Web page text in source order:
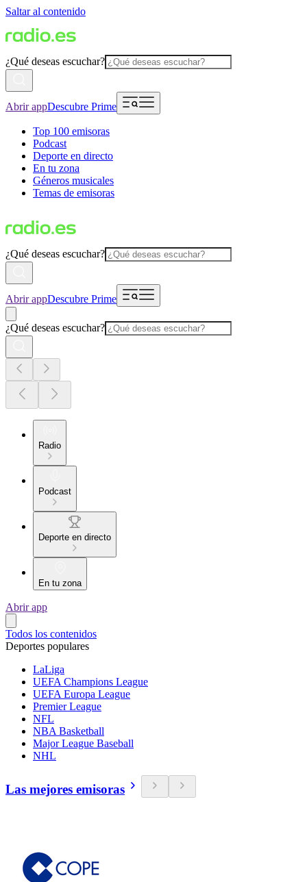
Saltar al contenido
¿Qué deseas escuchar?
Abrir appDescubre Prime
Top 100 emisoras
Podcast
Deporte en directo
En tu zona
Géneros musicales
Temas de emisoras
¿Qué deseas escuchar?
Abrir appDescubre Prime
¿Qué deseas escuchar?
Radio
Podcast
Deporte en directo
En tu zona
Abrir app
Todos los contenidos
Deportes populares
LaLiga
UEFA Champions League
UEFA Europa League
Premier League
NFL
NBA Basketball
Major League Baseball
NHL
Las mejores emisoras